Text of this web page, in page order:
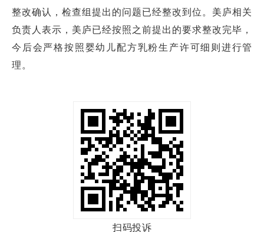
整改确认，检查组提出的问题已经整改到位。美庐相关
负责人表示，美庐已经按照之前提出的要求整改完毕，
今后会严格按照婴幼儿配方乳粉生产许可细则进行管
理。
扫码投诉